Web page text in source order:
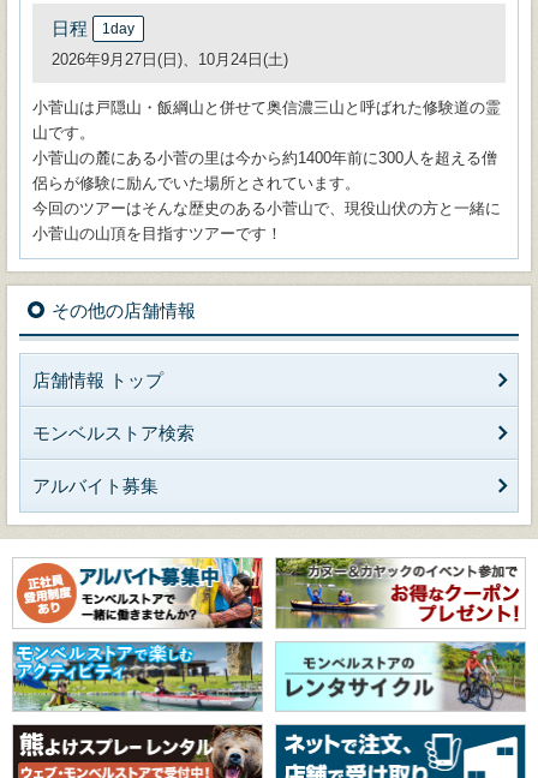
日程 1day
2026年9月27日(日)、10月24日(土)
小菅山は戸隠山・飯綱山と併せて奥信濃三山と呼ばれた修験道の霊
山です。
小菅山の麓にある小菅の里は今から約1400年前に300人を超える僧
侶らが修験に励んでいた場所とされています。
今回のツアーはそんな歴史のある小菅山で、現役山伏の方と一緒に
小菅山の山頂を目指すツアーです！
その他の店舗情報
店舗情報 トップ
モンベルストア検索
アルバイト募集